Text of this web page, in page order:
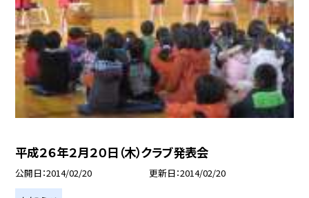
平成２６年２月２０日（木）クラブ発表会
公開日 2014/02/20 更新日 2014/02/20